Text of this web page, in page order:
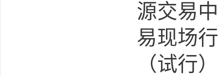
源交易
易现场
（试行